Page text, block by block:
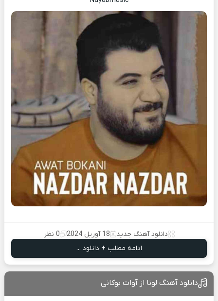
دانلود آهنگ جدید 18 آوریل 2024
0 نظر
ادامه مطلب + دانلود ...
دانلود آهنگ لونا از آوات بوکانی